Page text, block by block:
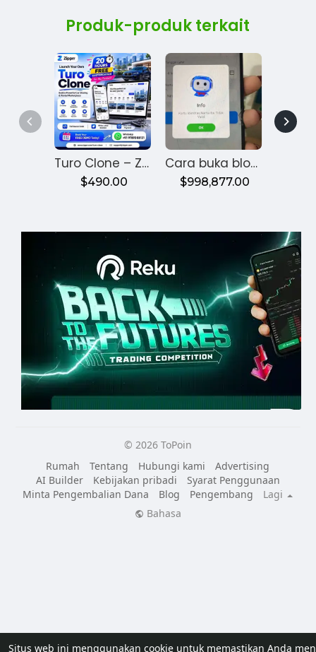
Situs web ini menggunakan cookie untuk memastikan Anda
Produk-produk terkait
Turo Clone – Zipprr — From Idea to Bookings This Month
$490.00
Cara buka blokir bws mobile banking terblokir
$998,877.00
© 2026 ToPoin
Rumah
Tentang Hubungi kami
Advertising
AI Builder
Kebijakan pribadi
Syarat Penggunaan
Minta Pengembalian Dana
Blog Pengembang
Lagi
Bahasa